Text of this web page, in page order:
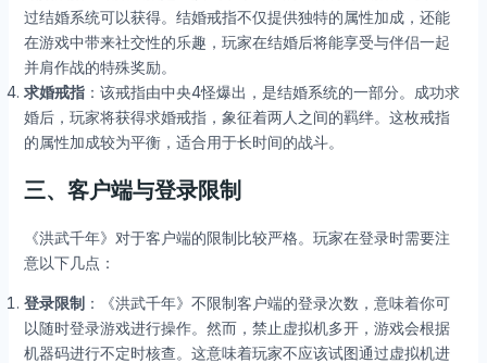
过结婚系统可以获得。结婚戒指不仅提供独特的属性加成，还能
在游戏中带来社交性的乐趣，玩家在结婚后将能享受与伴侣一起
并肩作战的特殊奖励。
求婚戒指：该戒指由中央4怪爆出，是结婚系统的一部分。成功求
婚后，玩家将获得求婚戒指，象征着两人之间的羁绊。这枚戒指
的属性加成较为平衡，适合用于长时间的战斗。
三、客户端与登录限制
《洪武千年》对于客户端的限制比较严格。玩家在登录时需要注
意以下几点：
登录限制：《洪武千年》不限制客户端的登录次数，意味着你可
以随时登录游戏进行操作。然而，禁止虚拟机多开，游戏会根据
机器码进行不定时核查。这意味着玩家不应该试图通过虚拟机进